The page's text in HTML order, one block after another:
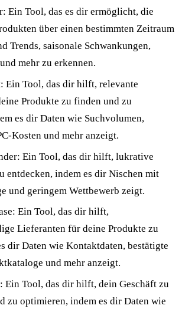
Ein Tool, das es dir ermöglicht, die
über einen bestimmten Zeitraum
Trends, saisonale Schwankungen,
mehr zu erkennen.
Ein Tool, das dir hilft, relevante
Produkte zu finden und zu
es dir Daten wie Suchvolumen,
Kosten und mehr anzeigt.
Ein Tool, das dir hilft, lukrative
entdecken, indem es dir Nischen mit
und geringem Wettbewerb zeigt.
Ein Tool, das dir hilft,
Lieferanten für deine Produkte zu
dir Daten wie Kontaktdaten, bestätigte
und mehr anzeigt.
Ein Tool, das dir hilft, dein Geschäft zu
zu optimieren, indem es dir Daten wie